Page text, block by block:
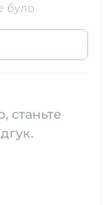
було.
станьте